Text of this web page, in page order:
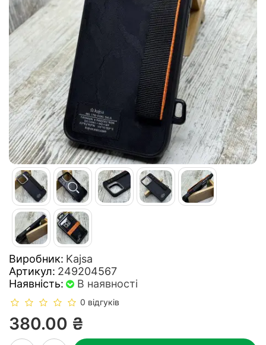
Виробник: Kajsa
Артикул: 249204567
Наявність:
В наявності
0 відгуків
380.00 ₴